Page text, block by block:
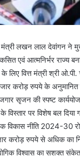
मंत्री लखन लाल देवांगन
एवं आत्मनिर्भर राज्य
वित्त मंत्री श्री ओ.पी.
करोड़ रुपये के अनुमानित
सृजन की स्पष्ट
विस्तार पर विशेष बल
विकास नीति 2024-30
करोड़ रुपये से अधिक का
विश्वास का सशक्त